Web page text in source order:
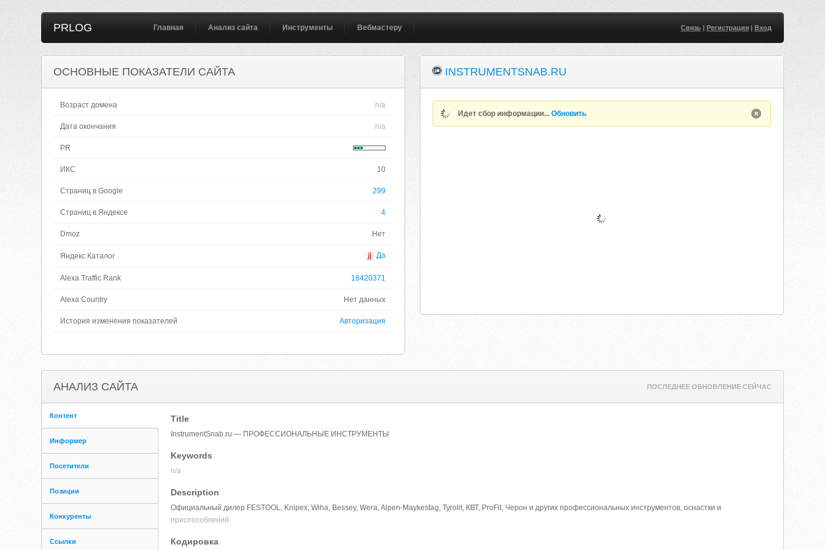
PRLOG Главная Анализ сайта Инструменты Вебмастеру Связь| Регистрация| Вход
ОСНОВНЫЕ ПОКАЗАТЕЛИ САЙТА
Возраст домена n/a
Дата окончания n/a
PR
ИКС 10
Страниц в Google 299
Страниц в Яндексе 4
Dmoz Нет
Яндекс Каталог Да
Alexa Traffic Rank 18420371
Alexa Country Нет данных
История изменения показателей Авторизация
INSTRUMENTSNAB.RU
Идет сбор информации...Обновить
АНАЛИЗ САЙТА ПОСЛЕДНЕЕ ОБНОВЛЕНИЕ СЕЙЧАС
Контент
Информер
Посетители
Позиции
Конкуренты
Ссылки
Title
InstrumentSnab.ru — ПРОФЕССИОНАЛЬНЫЕ ИНСТРУМЕНТЫ
Keywords
n/a
Description
Официальный дилер FESTOOL, Knipex, Wiha, Bessey, Wera, Alpen-Maykestag, Tyrolit, КВТ, ProFit, Черон и других профессиональных инструментов, оснастки и
приспособлений
Кодировка